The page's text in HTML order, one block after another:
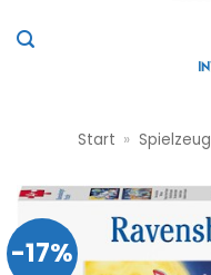
Inhalt
Start » Spielzeug
-17%